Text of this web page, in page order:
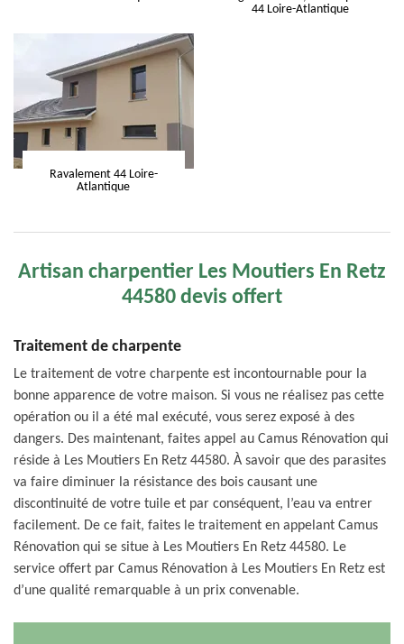
44 Loire-Atlantique
Ravalement 44 Loire-
Atlantique
Artisan charpentier Les Moutiers En Retz
44580 devis offert
Traitement de charpente
Le traitement de votre charpente est incontournable pour la
bonne apparence de votre maison. Si vous ne réalisez pas cette
opération ou il a été mal exécuté, vous serez exposé à des
dangers. Des maintenant, faites appel au Camus Rénovation qui
réside à Les Moutiers En Retz 44580. À savoir que des parasites
va faire diminuer la résistance des bois causant une
discontinuité de votre tuile et par conséquent, l’eau va entrer
facilement. De ce fait, faites le traitement en appelant Camus
Rénovation qui se situe à Les Moutiers En Retz 44580. Le
service offert par Camus Rénovation à Les Moutiers En Retz est
d’une qualité remarquable à un prix convenable.